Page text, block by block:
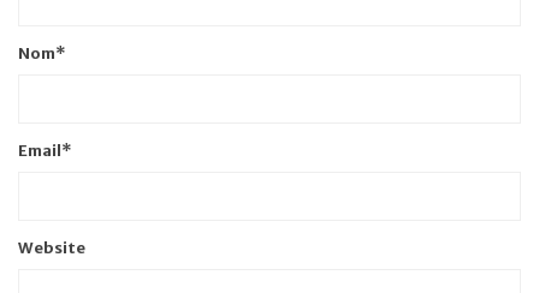
Nom*
Email*
Website